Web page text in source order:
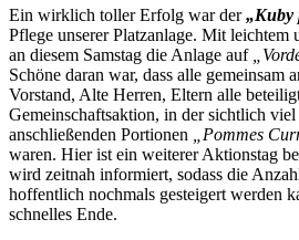
Ein wirklich toller Erfolg war der„Kuby
Pflege unserer Platzanlage. Mit leichtem
an diesem Samstag die Anlage auf
Schöne daran war, dass alle gemeinsam
Vorstand, Alte Herren, Eltern alle
Gemeinschaftsaktion, in der sichtlich viel
anschließenden Portionen
„Pommes
waren. Hier ist ein weiterer Aktionstag
wird zeitnah informiert, sodass die
hoffentlich nochmals gesteigert werden
schnelles Ende.